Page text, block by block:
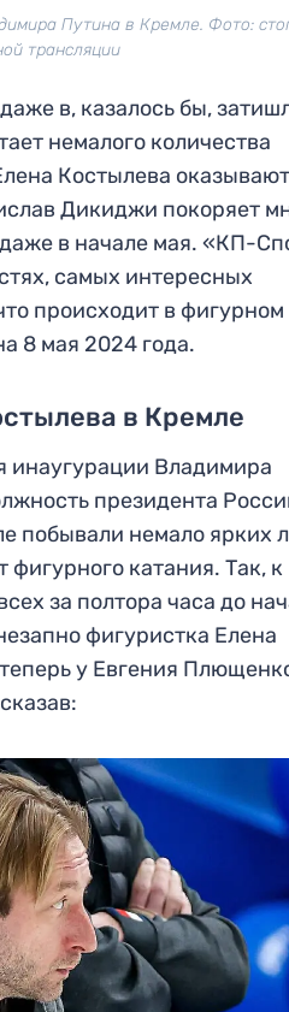
Путина в Кремле. Фото:
трансляции
в, казалось бы,
немалого количества
Костылева
Дикиджи покоряет
в начале мая. «КП-
самых интересных
происходит в фигурном
8 мая 2024 года.
в Кремле
инаугурации Владимира
президента
побывали немало ярких
фигурного катания. Так, к
за полтора часа до
фигуристка Елена
у Евгения